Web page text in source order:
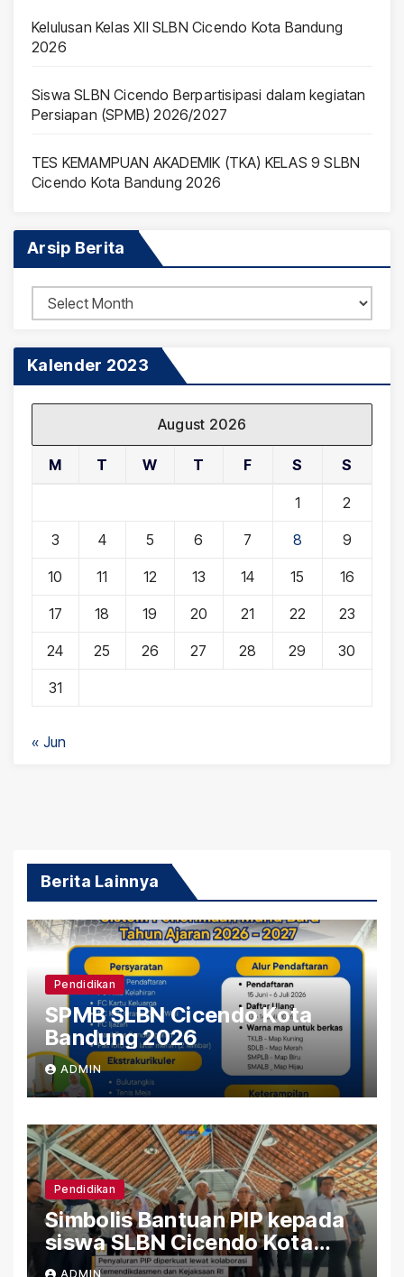
Kelulusan Kelas XII SLBN Cicendo Kota Bandung
2026
Siswa SLBN Cicendo Berpartisipasi dalam kegiatan
Persiapan (SPMB) 2026/2027
TES KEMAMPUAN AKADEMIK (TKA) KELAS 9 SLBN
Cicendo Kota Bandung 2026
Arsip Berita
Arsip
Berita
Kalender 2023
August 2026
M T W T F S S
1 2
3 4 5 6 7 8 9
10 11 12 13 14 15 16
17 18 19 20 21 22 23
24 25 26 27 28 29 30
31
« Jun
Berita Lainnya
Pendidikan
SPMB SLBN Cicendo Kota
Bandung 2026
ADMIN
Pendidikan
Simbolis Bantuan PIP kepada
siswa SLBN Cicendo Kota
Bandung
ADMIN